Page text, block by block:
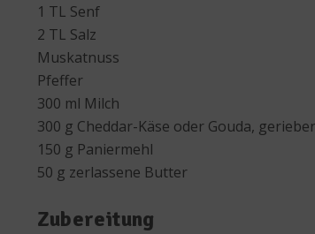
1 TL Senf
2 TL Salz
Muskatnuss
Pfeffer
300 ml Milch
300 g Cheddar-Käse oder Gouda,
150 g Paniermehl
50 g zerlassene Butter
Zubereitung